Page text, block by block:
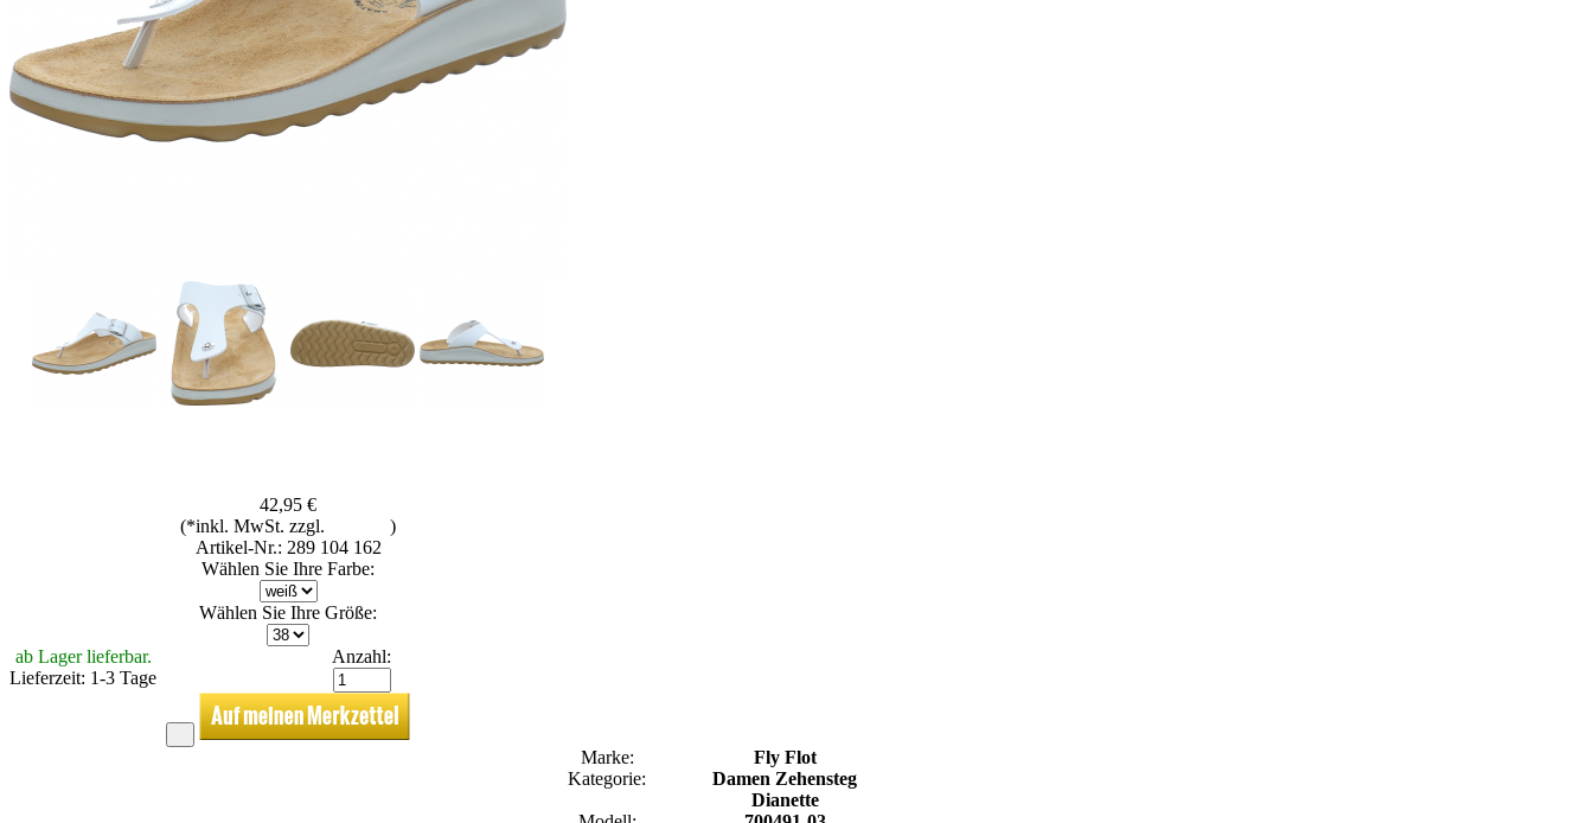
42,95 €
(*inkl. MwSt. zzgl.
)
Artikel-Nr.: 289 104 162
Wählen Sie Ihre Farbe:
Wählen Sie Ihre Größe:
ab Lager lieferbar.
Lieferzeit: 1-3 Tage
Anzahl:
Marke:
Fly Flot
Kategorie:
Damen Zehensteg
Dianette